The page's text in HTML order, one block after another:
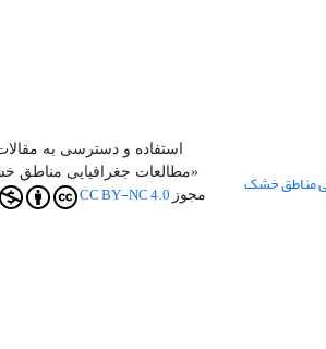
مناطق خشک
استفاده و دسترسی به
«مطالعات جغرافیایی مناطق
مجوز CC BY-NC 4.0